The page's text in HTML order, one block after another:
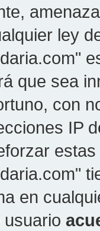
ley
que sea
con
IP
en